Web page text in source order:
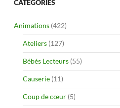
CATÉGORIES
Animations (422)
Ateliers (127)
Bébés Lecteurs (55)
Causerie (11)
Coup de cœur (5)